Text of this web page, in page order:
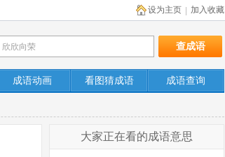
加入收藏
设为主页
成语动画 看图猜成语 成语查询
大家正在看的成语意思